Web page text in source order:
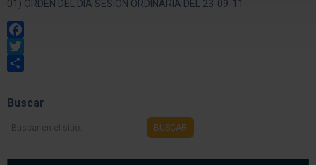
01) ORDEN DEL DÍA SESION ORDINARIA DEL 23-09-11
Facebook
Twitter
Buscar
Buscar
BUSCAR